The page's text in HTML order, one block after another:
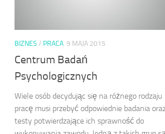
BIZNES / PRACA 9 MAJA 2015
Centrum Badań
Psychologicznych
Wiele osób decydując się na różnego rodzaju
pracę musi przebyć odpowiednie badania
testy potwierdzające ich sprawność do